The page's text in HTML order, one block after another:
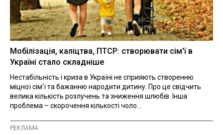
Мобілізація, каліцтва, ПТСР: створювати сім'ї в
Україні стало складніше
Нестабільність і криза в Україні не сприяють створенню
міцної сім'ї та бажанню народити дитину. Про це свідчить
велика кількість розлучень та зниження шлюбів. Інша
проблема – скорочення кількості чоло...